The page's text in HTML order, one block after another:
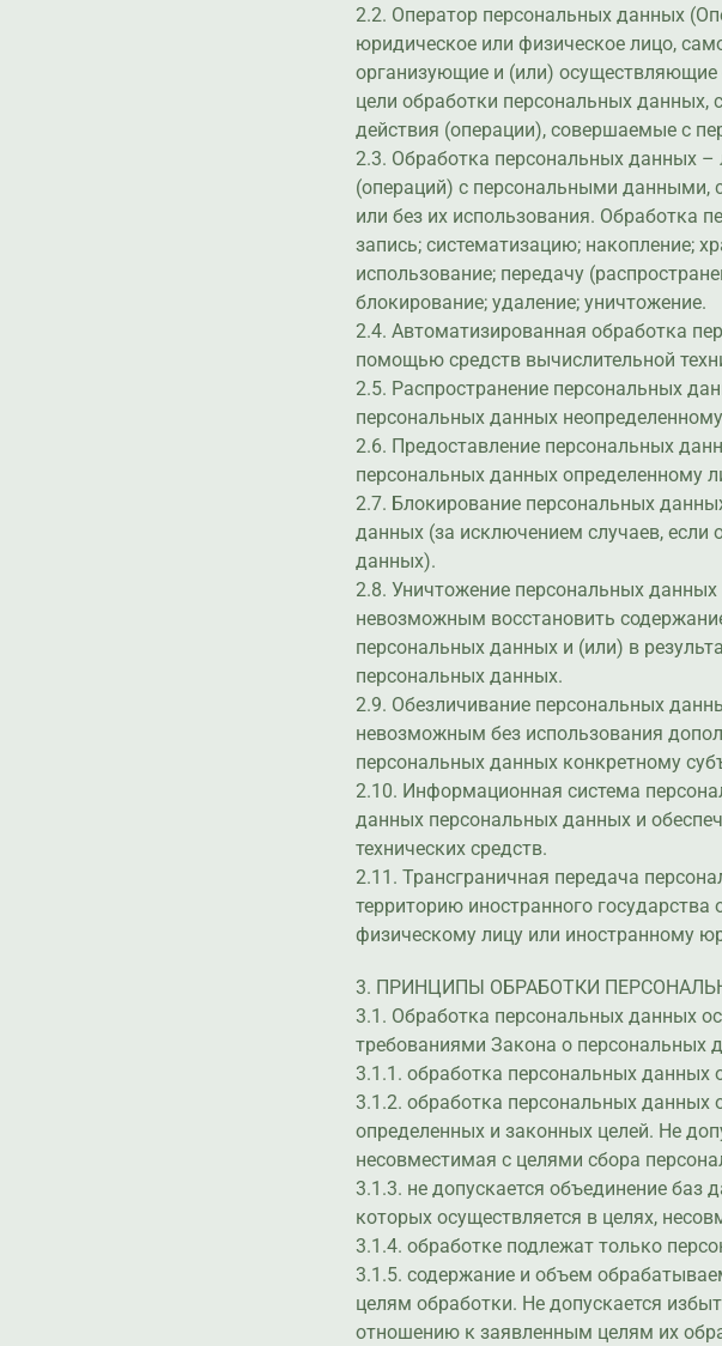
2.2. Оператор персональных данных
юридическое или физическое лицо,
организующие и (или)
цели обработки персональных данных,
действия (операции), совершаемые с
2.3. Обработка персональных данных –
(операций) с персональными данными,
или без их использования. Обработка
запись; систематизацию; накопление;
использование; передачу
блокирование; удаление; уничтожение.
2.4. Автоматизированная обработка
помощью средств вычислительной
2.5. Распространение персональных
персональных данных
2.6. Предоставление персональных
персональных данных определенному
2.7. Блокирование персональных
данных (за исключением случаев, если
данных).
2.8. Уничтожение персональных данных
невозможным восстановить
персональных данных и (или) в
персональных данных.
2.9. Обезличивание персональных
невозможным без использования
персональных данных конкретному
2.10. Информационная система
данных персональных данных и
технических средств.
2.11. Трансграничная передача
территорию иностранного государства
физическому лицу или иностранному
3. ПРИНЦИПЫ ОБРАБОТКИ
3.1. Обработка персональных данных
требованиями Закона о персональных
3.1.1. обработка персональных данных
3.1.2. обработка персональных данных
определенных и законных целей. Не
несовместимая с целями сбора
3.1.3. не допускается объединение
которых осуществляется в целях,
3.1.4. обработке подлежат только
3.1.5. содержание и объем
целям обработки. Не допускается
отношению к заявленным целям их